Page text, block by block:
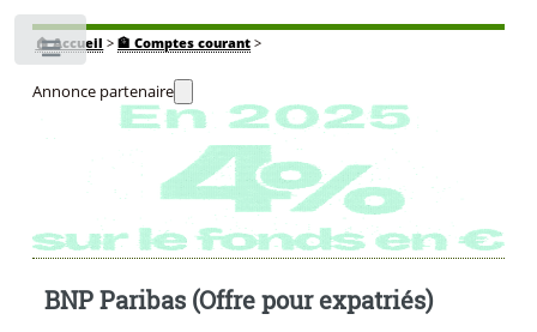
🏠Accueil > 🏦 Comptes courant>
Annonce partenaire
BNP Paribas (Offre pour expatriés)
Toggle